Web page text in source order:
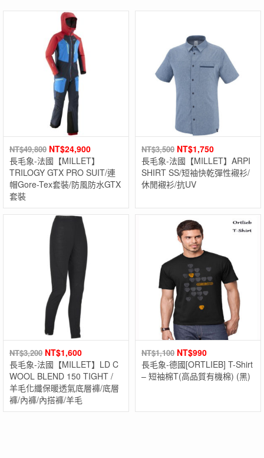
NT$49,800 NT$24,900
長毛象-法國【MILLET】
TRILOGY GTX PRO SUIT/連
帽Gore-Tex套裝/防風防水GTX
套裝
NT$3,500 NT$1,750
長毛象-法國【MILLET】ARPI
SHIRT SS/短袖快乾彈性襯衫/
休閒襯衫/抗UV
NT$3,200 NT$1,600
長毛象-法國【MILLET】LD C
WOOL BLEND 150 TIGHT /
羊毛化纖保暖透氣底層褲/底層
褲/內褲/內搭褲/羊毛
NT$1,100 NT$990
長毛象-德國[ORTLIEB] T-Shirt
– 短袖棉T(高品質有機棉) (黑)